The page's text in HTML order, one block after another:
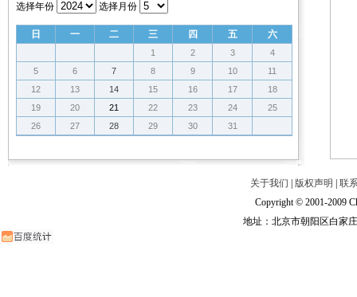
选择年份 选择月份
日 一 二 三 四 五 六
1 2 3
4
5
6 7 8 9 10
11
12
13 14 15 16 17
18
19
20 21 22 23 24
25
26
27 28 29 30 31
关于我们 版权声明
联
Copyright © 2001-2009
地址：北京市朝阳区白家